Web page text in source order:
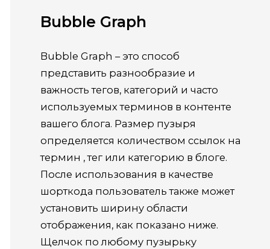
Bubble Graph
Bubble Graph – это способ
представить разнообразие и
важность тегов, категорий и часто
используемых терминов в контенте
вашего блога. Размер пузыря
определяется количеством ссылок на
термин , тег или категорию в блоге.
После использования в качестве
шорткода пользователь также может
установить ширину области
отображения, как показано ниже.
Щелчок по любому пузырьку